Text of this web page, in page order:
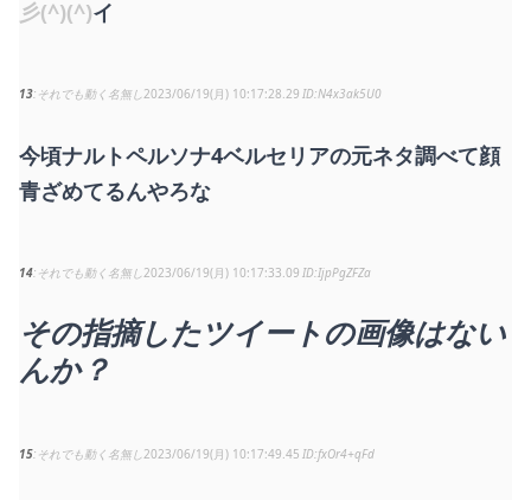
彡(^)(^)イ
13 それでも動く名無し2023/06/19(月) 10:17:28.29 N4x3ak5U0
今頃ナルトペルソナ4ベルセリアの元ネタ調べて顔
青ざめてるんやろな
14 それでも動く名無し2023/06/19(月) 10:17:33.09 IjpPgZFZa
その指摘したツイートの画像はない
んか？
15 それでも動く名無し2023/06/19(月) 10:17:49.45 fxOr4+qFd